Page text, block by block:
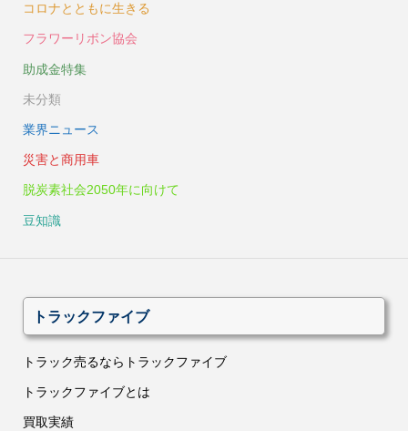
コロナとともに生きる
フラワーリボン協会
助成金特集
未分類
業界ニュース
災害と商用車
脱炭素社会2050年に向けて
豆知識
トラックファイブ
トラック売るならトラックファイブ
トラックファイブとは
買取実績